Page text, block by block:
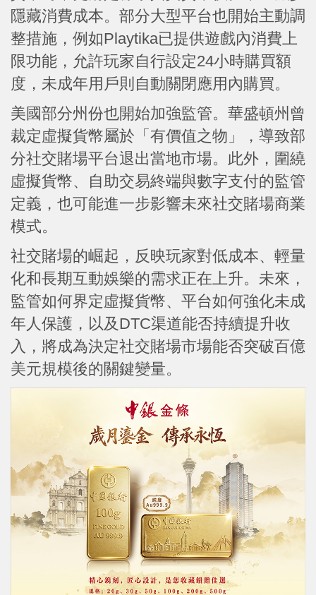
隱藏消費成本。部分大型平台也開始主動調
整措施，例如Playtika已提供遊戲內消費上
限功能，允許玩家自行設定24小時購買額
度，未成年用戶則自動關閉應用內購買。
美國部分州份也開始加強監管。華盛頓州曾
裁定虛擬貨幣屬於「有價值之物」，導致部
分社交賭場平台退出當地市場。此外，圍繞
虛擬貨幣、自助交易終端與數字支付的監管
定義，也可能進一步影響未來社交賭場商業
模式。
社交賭場的崛起，反映玩家對低成本、輕量
化和長期互動娛樂的需求正在上升。未來，
監管如何界定虛擬貨幣、平台如何強化未成
年人保護，以及DTC渠道能否持續提升收
入，將成為決定社交賭場市場能否突破百億
美元規模後的關鍵變量。